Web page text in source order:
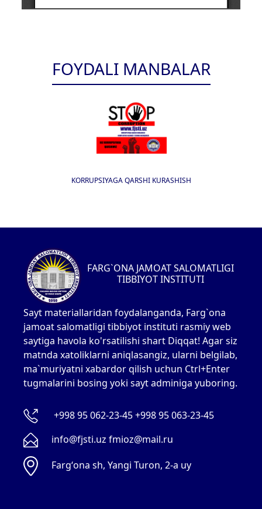
FOYDALI MANBALAR
KORRUPSIYAGA QARSHI KURASHISH
FARG`ONA JAMOAT SALOMATLIGI
TIBBIYOT INSTITUTI
Sayt materiallaridan foydalanganda, Farg`ona
jamoat salomatligi tibbiyot instituti rasmiy web
saytiga havola ko'rsatilishi shart Diqqat! Agar siz
matnda xatoliklarni aniqlasangiz, ularni belgilab,
ma`muriyatni xabardor qilish uchun Ctrl+Enter
tugmalarini bosing yoki sayt adminiga yuboring.
+998 95 062-23-45 +998 95 063-23-45
info@fjsti.uz fmioz@mail.ru
Fargʻona sh, Yangi Turon, 2-a uy